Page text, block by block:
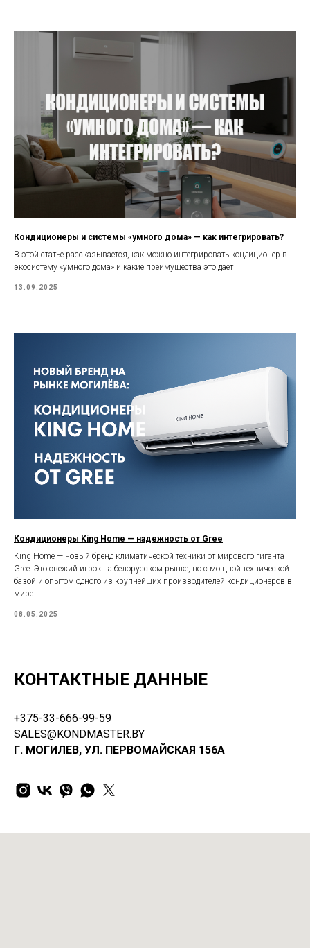
Кондиционеры и системы «умного дома» — как интегрировать?
В этой статье рассказывается, как можно интегрировать кондиционер в
экосистему «умного дома» и какие преимущества это даёт
13.09.2025
Кондиционеры King Home — надежность от Gree
King Home — новый бренд климатической техники от мирового гиганта
Gree. Это свежий игрок на белорусском рынке, но с мощной технической
базой и опытом одного из крупнейших производителей кондиционеров в
мире.
08.05.2025
КОНТАКТНЫЕ ДАННЫЕ
+375-33-666-99-59
SALES@KONDMASTER.BY
Г. МОГИЛЕВ, УЛ. ПЕРВОМАЙСКАЯ 156А